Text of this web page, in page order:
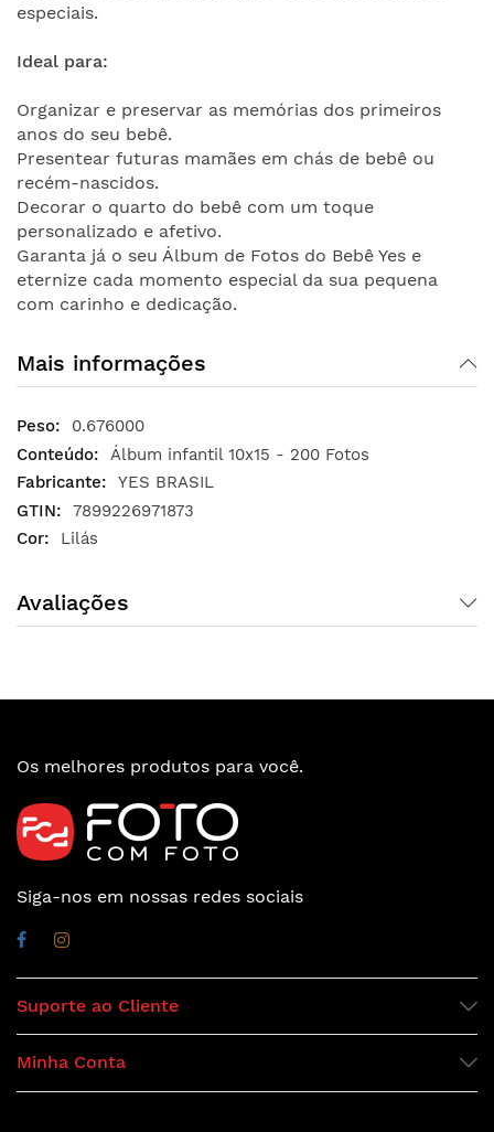
especiais.
Ideal para:
Organizar e preservar as memórias dos primeiros
anos do seu bebê.
Presentear futuras mamães em chás de bebê ou
recém-nascidos.
Decorar o quarto do bebê com um toque
personalizado e afetivo.
Garanta já o seu Álbum de Fotos do Bebê Yes e
eternize cada momento especial da sua pequena
com carinho e dedicação.
Mais informações
0.676000
Álbum infantil 10x15 - 200 Fotos
YES BRASIL
7899226971873
Lilás
Avaliações
Os melhores produtos para você.
Siga-nos em nossas redes sociais
Suporte ao Cliente
Minha Conta